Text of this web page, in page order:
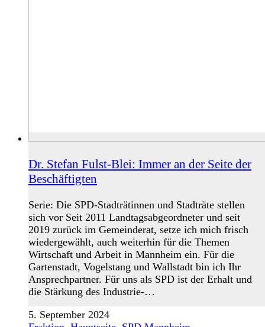
Dr. Stefan Fulst-Blei: Immer an der Seite der
Beschäftigten
Serie: Die SPD-Stadträtinnen und Stadträte stellen
sich vor Seit 2011 Landtagsabgeordneter und seit
2019 zurück im Gemeinderat, setze ich mich frisch
wiedergewählt, auch weiterhin für die Themen
Wirtschaft und Arbeit in Mannheim ein. Für die
Gartenstadt, Vogelstang und Wallstadt bin ich Ihr
Ansprechpartner. Für uns als SPD ist der Erhalt und
die Stärkung des Industrie-…
5. September 2024